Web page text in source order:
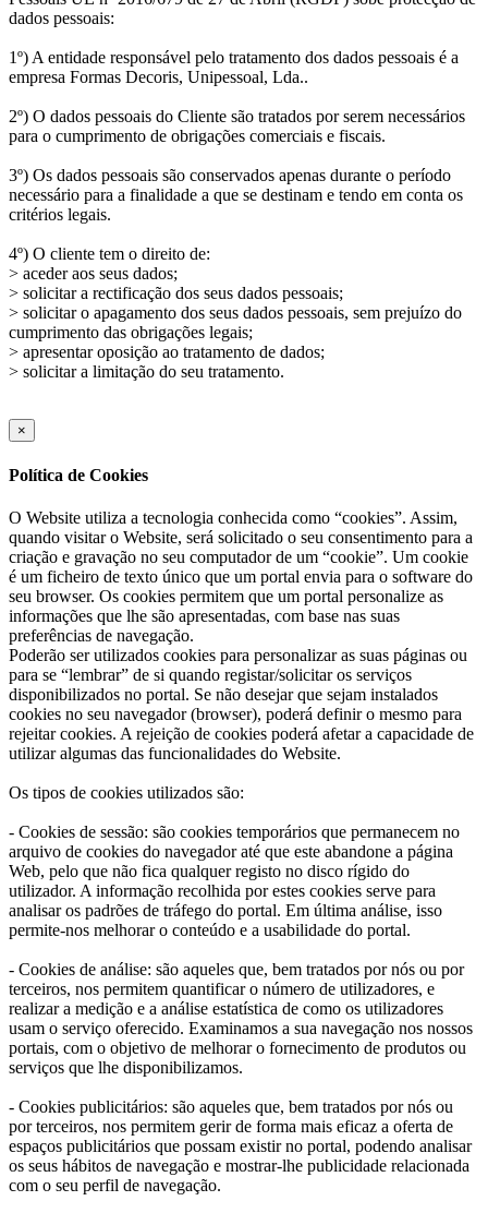
dados pessoais:
1º) A entidade responsável pelo tratamento dos dados pessoais é a
empresa Formas Decoris, Unipessoal, Lda..
2º) O dados pessoais do Cliente são tratados por serem necessários
para o cumprimento de obrigações comerciais e fiscais.
3º) Os dados pessoais são conservados apenas durante o período
necessário para a finalidade a que se destinam e tendo em conta os
critérios legais.
4º) O cliente tem o direito de:
> aceder aos seus dados;
> solicitar a rectificação dos seus dados pessoais;
> solicitar o apagamento dos seus dados pessoais, sem prejuízo do
cumprimento das obrigações legais;
> apresentar oposição ao tratamento de dados;
> solicitar a limitação do seu tratamento.
×
Política de Cookies
O Website utiliza a tecnologia conhecida como “cookies”. Assim,
quando visitar o Website, será solicitado o seu consentimento para a
criação e gravação no seu computador de um “cookie”. Um cookie
é um ficheiro de texto único que um portal envia para o software do
seu browser. Os cookies permitem que um portal personalize as
informações que lhe são apresentadas, com base nas suas
preferências de navegação.
Poderão ser utilizados cookies para personalizar as suas páginas ou
para se “lembrar” de si quando registar/solicitar os serviços
disponibilizados no portal. Se não desejar que sejam instalados
cookies no seu navegador (browser), poderá definir o mesmo para
rejeitar cookies. A rejeição de cookies poderá afetar a capacidade de
utilizar algumas das funcionalidades do Website.
Os tipos de cookies utilizados são:
- Cookies de sessão: são cookies temporários que permanecem no
arquivo de cookies do navegador até que este abandone a página
Web, pelo que não fica qualquer registo no disco rígido do
utilizador. A informação recolhida por estes cookies serve para
analisar os padrões de tráfego do portal. Em última análise, isso
permite-nos melhorar o conteúdo e a usabilidade do portal.
- Cookies de análise: são aqueles que, bem tratados por nós ou por
terceiros, nos permitem quantificar o número de utilizadores, e
realizar a medição e a análise estatística de como os utilizadores
usam o serviço oferecido. Examinamos a sua navegação nos nossos
portais, com o objetivo de melhorar o fornecimento de produtos ou
serviços que lhe disponibilizamos.
- Cookies publicitários: são aqueles que, bem tratados por nós ou
por terceiros, nos permitem gerir de forma mais eficaz a oferta de
espaços publicitários que possam existir no portal, podendo analisar
os seus hábitos de navegação e mostrar-lhe publicidade relacionada
com o seu perfil de navegação.